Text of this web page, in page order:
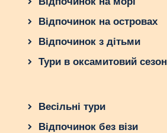
Відпочинок на островах
Відпочинок з дітьми
Тури в оксамитовий сезон
Весільні тури
Відпочинок без візи